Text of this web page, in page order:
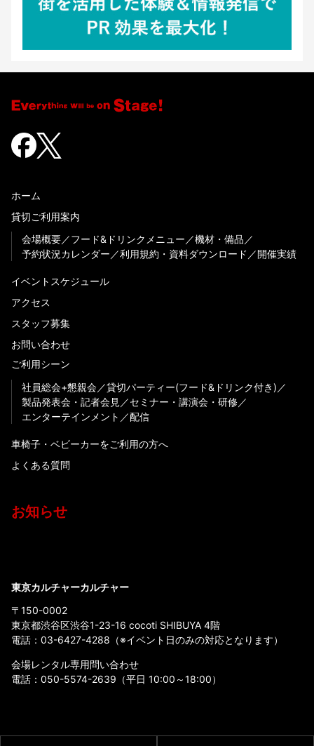
ホーム
貸切ご利用案内
会場概要
フード&ドリンクメニュー
機材・備品
予約状況カレンダー
利用規約・資料ダウンロード 開催実績
イベントスケジュール
アクセス
スタッフ募集
お問い合わせ
ご利用シーン
社員総会+懇親会
貸切パーティー(フード&ドリンク付き)
製品発表会・記者会見
セミナー・講演会・研修
エンターテインメント
配信
車椅子・ベビーカーをご利用の方へ
よくある質問
お知らせ
東京カルチャーカルチャー
〒150-0002
東京都渋谷区渋谷1-23-16 cocoti SHIBUYA 4階
電話： 03-6427-4288 （※イベント日のみの対応となります）
会場レンタル専用問い合わせ
電話： 050-5574-2639 （平日 10:00～18:00）